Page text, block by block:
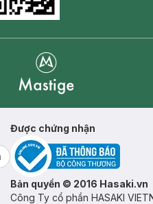
Được chứng nhận
Bản quyền © 2016 Hasaki.vn
Công Ty cổ phần HASAKI